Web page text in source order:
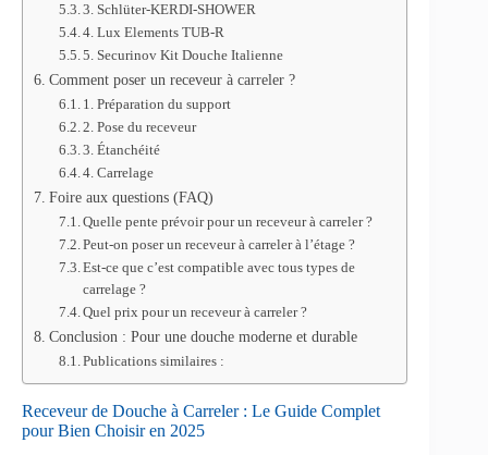
3. Schlüter-KERDI-SHOWER
4. Lux Elements TUB-R
5. Securinov Kit Douche Italienne
Comment poser un receveur à carreler ?
1. Préparation du support
2. Pose du receveur
3. Étanchéité
4. Carrelage
Foire aux questions (FAQ)
Quelle pente prévoir pour un receveur à carreler ?
Peut-on poser un receveur à carreler à l’étage ?
Est-ce que c’est compatible avec tous types de
carrelage ?
Quel prix pour un receveur à carreler ?
Conclusion : Pour une douche moderne et durable
Publications similaires :
Receveur de Douche à Carreler : Le Guide Complet
pour Bien Choisir en 2025